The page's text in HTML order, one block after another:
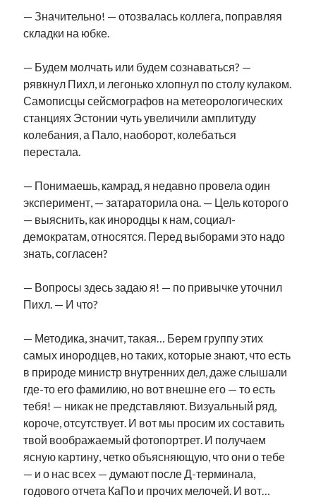
рийгикогу
стенограмма
т.х. ильвес
Михаил Стальнухин:
anton.stalnuhhin@gmail.com
— Значительно! — отозвалась коллега, поправляя
складки на юбке.
— Будем молчать или будем сознаваться? —
рявкнул Пихл, и легонько хлопнул по столу кулаком.
Самописцы сейсмографов на метеорологических
станциях Эстонии чуть увеличили амплитуду
колебания, а Пало, наоборот, колебаться
перестала.
— Понимаешь, камрад, я недавно провела один
эксперимент, — затараторила она. — Цель которого
— выяснить, как инородцы к нам, социал-
демократам, относятся. Перед выборами это надо
знать, согласен?
— Вопросы здесь задаю я! — по привычке уточнил
Пихл. — И что?
— Методика, значит, такая… Берем группу этих
самых инородцев, но таких, которые знают, что есть
в природе министр внутренних дел, даже слышали
где-то его фамилию, но вот внешне его — то есть
тебя! — никак не представляют. Визуальный ряд,
короче, отсутствует. И вот мы просим их составить
твой воображаемый фотопортрет. И получаем
ясную картину, четко объясняющую, что они о тебе
— и о нас всех — думают после Д-терминала,
годового отчета КаПо и прочих мелочей. И вот…